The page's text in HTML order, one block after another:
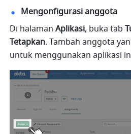
Mengonfigurasi anggota
Di halaman Aplikasi, buka tab
Tetapkan. Tambah anggota
untuk menggunakan aplikasi